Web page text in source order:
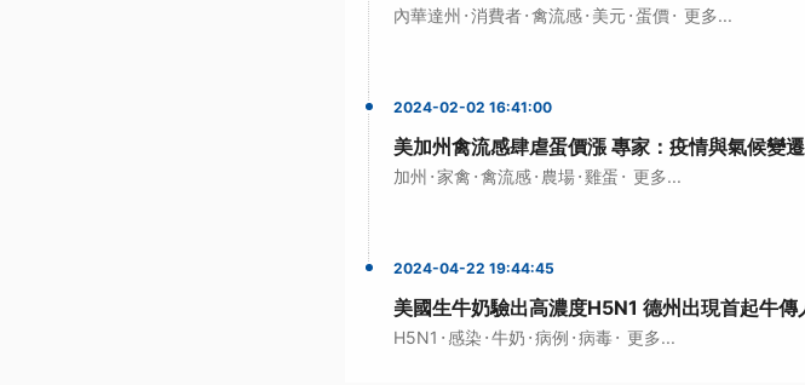
內華達州 ·消費者·禽流感· 美元·蛋價 · 更多...
2024-02-02 16:41:00
美加州禽流感肆虐蛋價漲 專家：疫情與氣候變
加州 ·家禽 ·禽流感· 農場·雞蛋 · 更多...
2024-04-22 19:44:45
美國生牛奶驗出高濃度H5N1 德州出現首起牛傳
H5N1 · 感染 ·牛奶 ·病例 ·病毒· 更多...